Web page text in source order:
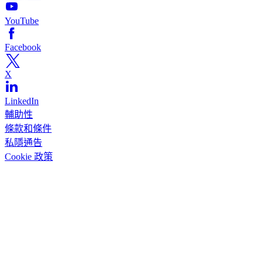
YouTube
Facebook
X
LinkedIn
輔助性
條款和條件
私隱通告
Cookie 政策